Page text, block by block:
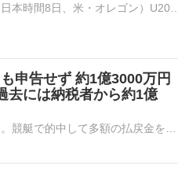
申告せず 約1億3000万円
去には納税者から約1億